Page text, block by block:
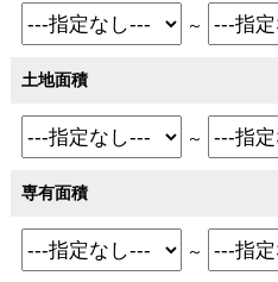
～
土地面積
～
専有面積
～